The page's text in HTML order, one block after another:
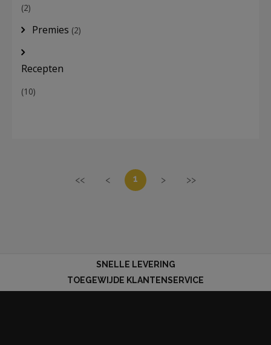
(2)
Premies (2)
Recepten
(10)
<< < 1 > >>
SNELLE LEVERING
TOEGEWIJDE KLANTENSERVICE